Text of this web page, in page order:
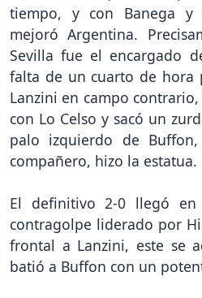
tiempo, y con Banega
mejoró Argentina.
Sevilla fue el encargado
falta de un cuarto de hora
Lanzini en campo
con Lo Celso y sacó un
palo izquierdo de
compañero, hizo la estatua.
El definitivo 2-0 llegó
contragolpe liderado por
frontal a Lanzini, este se
batió a Buffon con un